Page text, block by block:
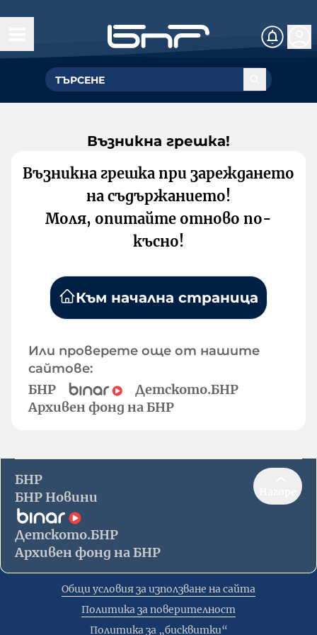
Възникна грешка!
Възникна грешка при зареждането
на съдържанието!
Моля, опитайте отново по-
късно!
Към начална страница
Или проверете още от нашите
сайтове:
БНР
Детското.БНР
Архивен фонд на БНР
БНР
БНР Новини
Детското.БНР
Архивен фонд на БНР
Общи условия за използване на сайта
Политика за поверителност
Политика за „бисквитки“